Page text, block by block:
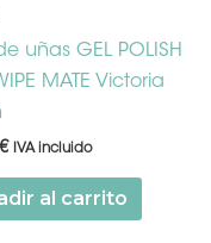
uñas GEL POLISH
MATE Victoria
€ IVA incluido
al carrito